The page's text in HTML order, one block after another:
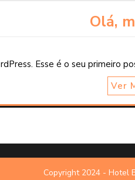
Olá,
Esse é o seu primeiro
Ver
Copyright 2024 - Hotel